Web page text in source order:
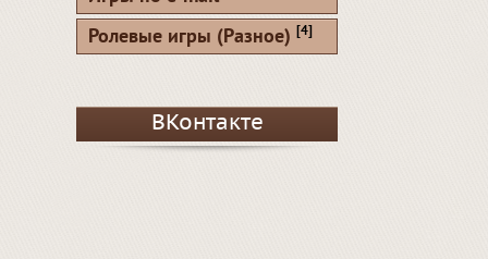
Ролевые игры (Разное) [4]
ВКонтакте